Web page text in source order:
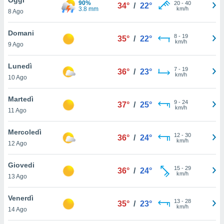
è
al sito
di
ci
di
il
un
la
nella
8 Ago
90%
3.8 mm
34° / 22° 20- 40
km/h
Domani
9 Ago
35° / 22° 8- 19
km/h
Lunedì
10 Ago
36° / 23° 7- 19
km/h
Martedì
11 Ago
37° / 25° 9- 24
km/h
Mercoledì
12 Ago
36° / 24° 12- 30
km/h
Giovedi
13 Ago
36° / 24° 15- 29
km/h
Venerdì
14 Ago
35° / 23° 13- 28
km/h